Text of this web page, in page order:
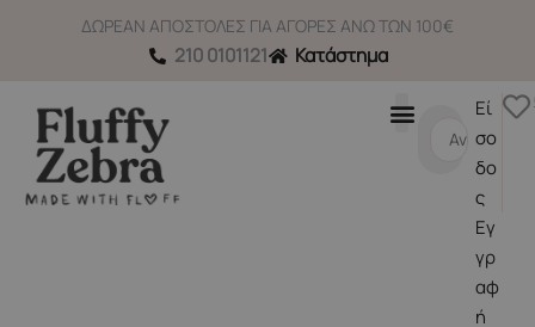
ΔΩΡΕΑΝ ΑΠΟΣΤΟΛΕΣ ΓΙΑ ΑΓΟΡΕΣ ΑΝΩ ΤΩΝ 100€
210 0101121 Κατάστημα
Search
Εί
σο
δο
ς
Εγ
γρ
αφ
ή